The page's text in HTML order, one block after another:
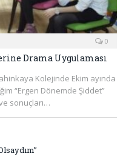
0
Drama Uygulaması
Kolejinde Ekim ayında
“Ergen Dönemde Şiddet”
sonuçları…